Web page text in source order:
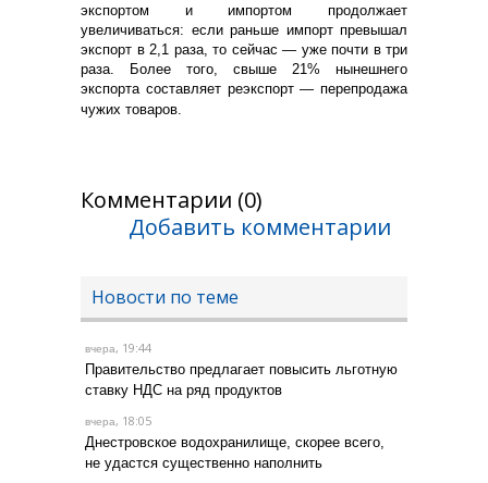
экспортом и импортом продолжает
увеличиваться: если раньше импорт превышал
экспорт в 2,1 раза, то сейчас — уже почти в три
раза. Более того, свыше 21% нынешнего
экспорта составляет реэкспорт — перепродажа
чужих товаров.
Комментарии (0)
Добавить комментарии
Новости по теме
вчера, 19:44
Правительство предлагает повысить льготную
ставку НДС на ряд продуктов
вчера, 18:05
Днестровское водохранилище, скорее всего,
не удастся существенно наполнить